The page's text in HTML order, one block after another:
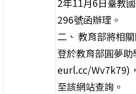
2年11月6日臺教
296號函辦理。
二、 教育部將相
登於教育部圓夢
eurl.cc/Wv7k79)
至該網站查詢。